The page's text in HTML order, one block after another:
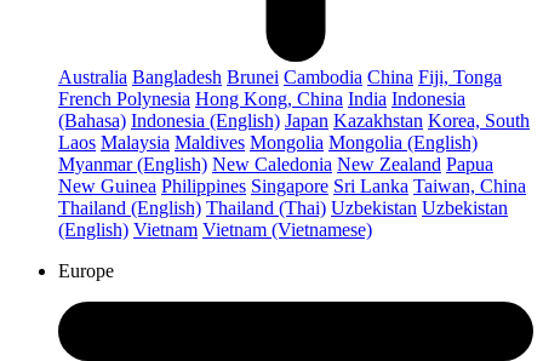
Australia Bangladesh Brunei Cambodia China Fiji, Tonga
French Polynesia Hong Kong, China India Indonesia
(Bahasa) Indonesia (English) Japan Kazakhstan Korea, South
Laos Malaysia Maldives Mongolia Mongolia (English)
Myanmar (English) New Caledonia New Zealand Papua
New Guinea Philippines Singapore Sri Lanka Taiwan, China
Thailand (English) Thailand (Thai) Uzbekistan Uzbekistan
(English) Vietnam Vietnam (Vietnamese)
Europe